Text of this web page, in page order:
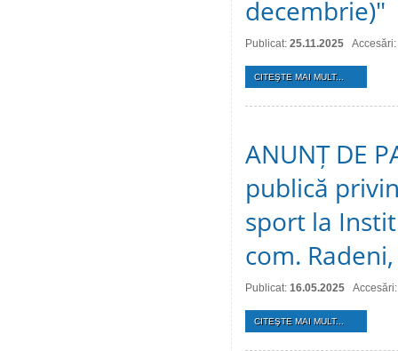
decembrie)"
Publicat: 25.11.2025
CITEŞTE MAI MULT...
ANUNȚ DE
publică
sport la
com.
Publicat: 16.05.2025
CITEŞTE MAI MULT...